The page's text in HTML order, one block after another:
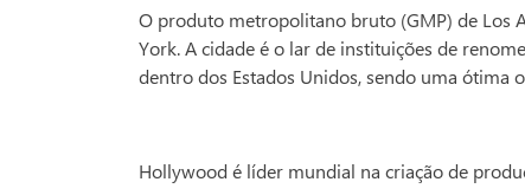
O produto metropolitano bruto (GMP) de Los
York. A cidade é o lar de instituições de
dentro dos Estados Unidos, sendo uma ótima
Hollywood é líder mundial na criação de